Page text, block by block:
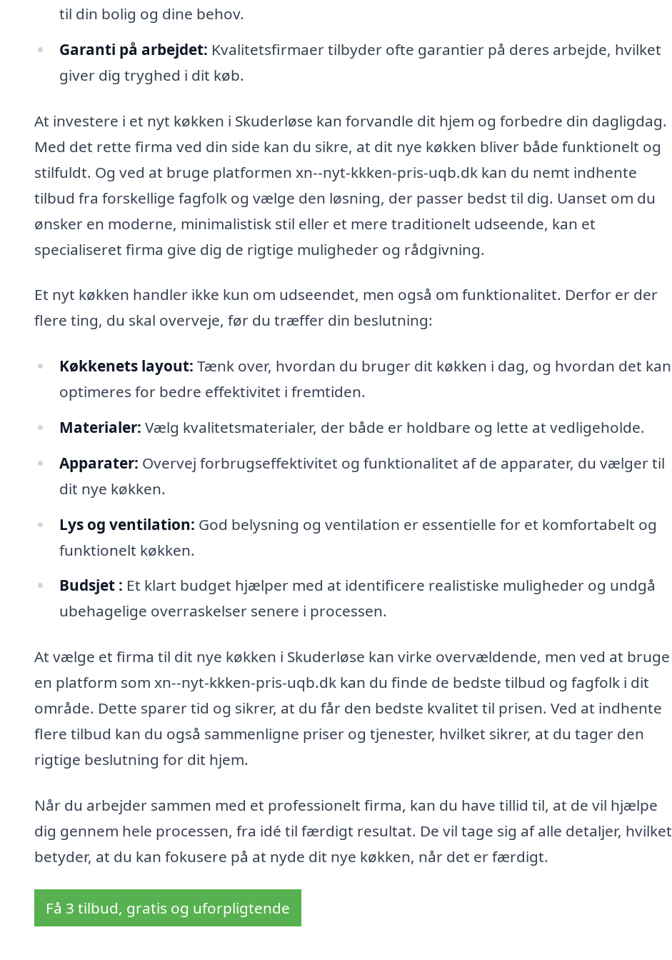
til din bolig og dine behov.
Garanti på arbejdet: Kvalitetsfirmaer tilbyder ofte garantier på deres arbejde, hvilket
giver dig tryghed i dit køb.
At investere i et nyt køkken i Skuderløse kan forvandle dit hjem og forbedre din dagligdag.
Med det rette firma ved din side kan du sikre, at dit nye køkken bliver både funktionelt og
stilfuldt. Og ved at bruge platformen xn--nyt-kkken-pris-uqb.dk kan du nemt indhente
tilbud fra forskellige fagfolk og vælge den løsning, der passer bedst til dig. Uanset om du
ønsker en moderne, minimalistisk stil eller et mere traditionelt udseende, kan et
specialiseret firma give dig de rigtige muligheder og rådgivning.
Et nyt køkken handler ikke kun om udseendet, men også om funktionalitet. Derfor er der
flere ting, du skal overveje, før du træffer din beslutning:
Køkkenets layout: Tænk over, hvordan du bruger dit køkken i dag, og hvordan det kan
optimeres for bedre effektivitet i fremtiden.
Materialer: Vælg kvalitetsmaterialer, der både er holdbare og lette at vedligeholde.
Apparater: Overvej forbrugseffektivitet og funktionalitet af de apparater, du vælger til
dit nye køkken.
Lys og ventilation: God belysning og ventilation er essentielle for et komfortabelt og
funktionelt køkken.
Budsjet : Et klart budget hjælper med at identificere realistiske muligheder og undgå
ubehagelige overraskelser senere i processen.
At vælge et firma til dit nye køkken i Skuderløse kan virke overvældende, men ved at bruge
en platform som xn--nyt-kkken-pris-uqb.dk kan du finde de bedste tilbud og fagfolk i dit
område. Dette sparer tid og sikrer, at du får den bedste kvalitet til prisen. Ved at indhente
flere tilbud kan du også sammenligne priser og tjenester, hvilket sikrer, at du tager den
rigtige beslutning for dit hjem.
Når du arbejder sammen med et professionelt firma, kan du have tillid til, at de vil hjælpe
dig gennem hele processen, fra idé til færdigt resultat. De vil tage sig af alle detaljer, hvilket
betyder, at du kan fokusere på at nyde dit nye køkken, når det er færdigt.
Få 3 tilbud, gratis og uforpligtende